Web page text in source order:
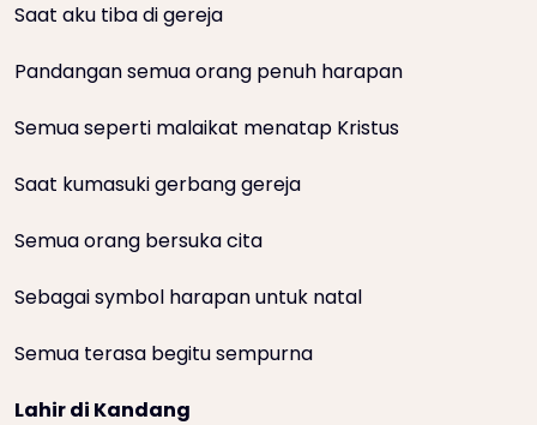
Saat aku tiba di gereja
Pandangan semua orang penuh harapan
Semua seperti malaikat menatap Kristus
Saat kumasuki gerbang gereja
Semua orang bersuka cita
Sebagai symbol harapan untuk natal
Semua terasa begitu sempurna
Lahir di Kandang